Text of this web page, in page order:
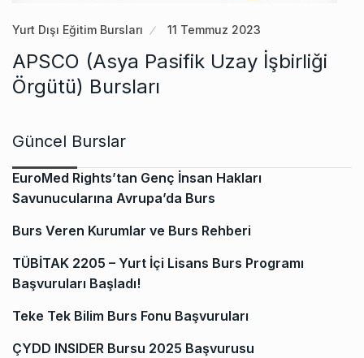
Yurt Dışı Eğitim Bursları 11 Temmuz 2023
APSCO (Asya Pasifik Uzay İşbirliği
Örgütü) Bursları
Güncel Burslar
EuroMed Rights’tan Genç İnsan Hakları
Savunucularına Avrupa’da Burs
Burs Veren Kurumlar ve Burs Rehberi
TÜBİTAK 2205 – Yurt İçi Lisans Burs Programı
Başvuruları Başladı!
Teke Tek Bilim Burs Fonu Başvuruları
ÇYDD INSIDER Bursu 2025 Başvurusu